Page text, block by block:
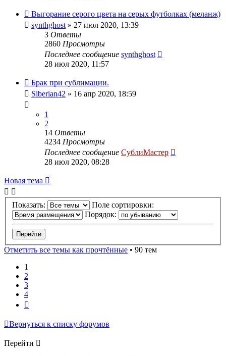
Выгорание серого цвета на серых футболках (меланж)
synthghost » 27 июл 2020, 13:39
3 Ответы
2860 Просмотры
Последнее сообщение synthghost
28 июл 2020, 11:57
Брак при сублимации.
Siberian42 » 16 апр 2020, 18:59
1
2
14 Ответы
4234 Просмотры
Последнее сообщение СублиМастер
28 июл 2020, 08:28
Новая тема
Показать:
Поле сортировки:
Порядок:
Отметить все темы как прочтённые • 90 тем
1
2
3
4
Вернуться к списку форумов
Перейти